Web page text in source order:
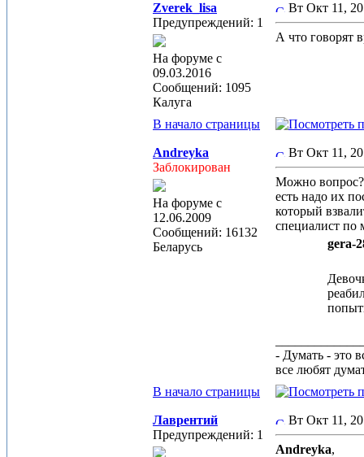
Zverek_lisa
Предупреждений: 1
На форуме с
09.03.2016
Сообщений: 1095
Калуга
Вт Окт 11,
А что говорят
В начало страницы
Andreyka
Заблокирован
На форуме с
12.06.2009
Сообщений: 16132
Беларусь
Вт Окт 11,
Можно вопрос?
есть надо их
который
специалист по
gera-
- Думать - это
все любят
В начало страницы
Лаврентий
Предупреждений: 1
Вт Окт 11,
Andreyka,